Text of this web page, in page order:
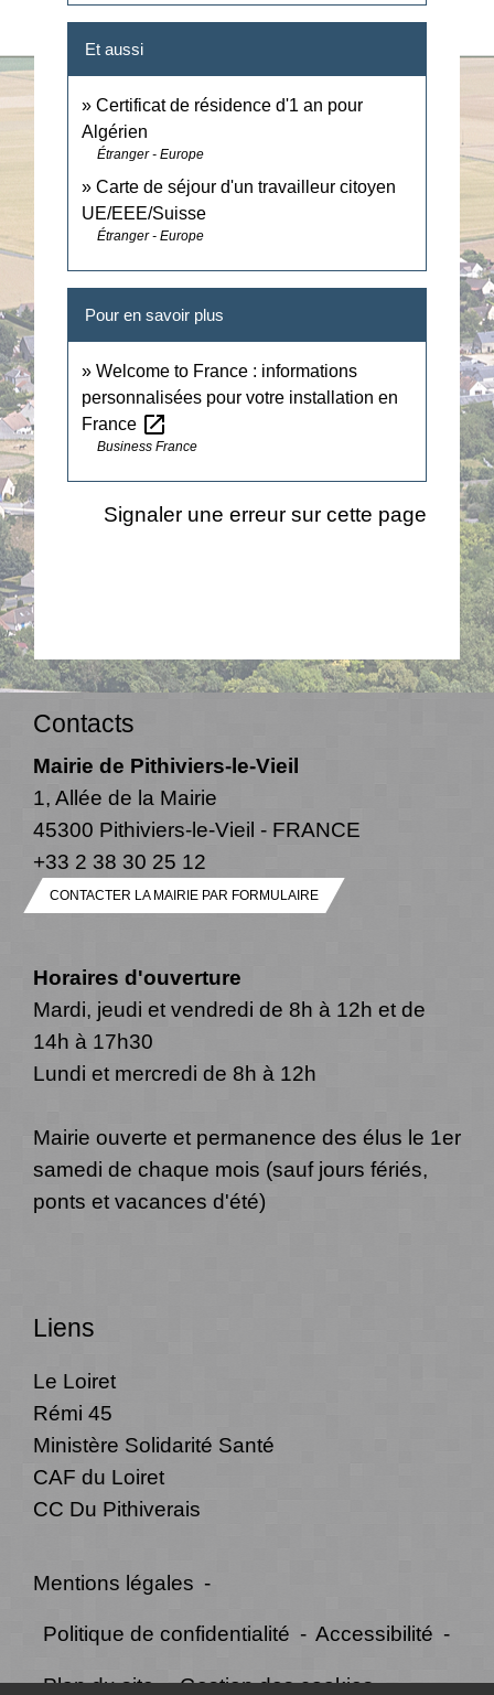
Et aussi
Certificat de résidence d'1 an pour
Algérien
Étranger - Europe
Carte de séjour d'un travailleur citoyen
UE/EEE/Suisse
Étranger - Europe
Pour en savoir plus
Welcome to France : informations
personnalisées pour votre installation en
France open_in_new
Business France
Signaler une erreur sur cette page
Contacts
Mairie de Pithiviers-le-Vieil
1, Allée de la Mairie
45300 Pithiviers-le-Vieil - FRANCE
+33 2 38 30 25 12
CONTACTER LA MAIRIE PAR FORMULAIRE
Horaires d'ouverture
Mardi, jeudi et vendredi de 8h à 12h et de
14h à 17h30
Lundi et mercredi de 8h à 12h
Mairie ouverte et permanence des élus le 1er
samedi de chaque mois (sauf jours fériés,
ponts et vacances d'été)
Liens
Le Loiret
Rémi 45
Ministère Solidarité Santé
CAF du Loiret
CC Du Pithiverais
Mentions légales -
Politique de confidentialité - Accessibilité -
Plan du site - Gestion des cookies